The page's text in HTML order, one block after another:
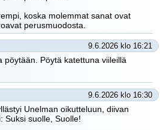
koska molemmat sanat ovat
perusmuodosta.
9.6.2026 klo 16:21
pöytään. Pöytä katettuna viileillä
9.6.2026 klo 16:30
Unelman oikutteluun, diivan
Suksi suolle, Suolle!